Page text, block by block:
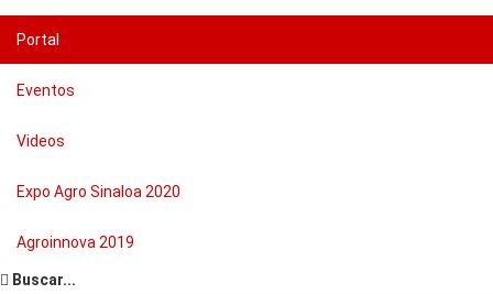
Portal
Eventos
Videos
Expo Agro Sinaloa 2020
Agroinnova 2019
Buscar...